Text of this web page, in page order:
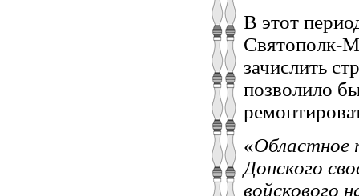
В этот
Святополк-
зачислить
позволило
«Областное
Донского
войскового